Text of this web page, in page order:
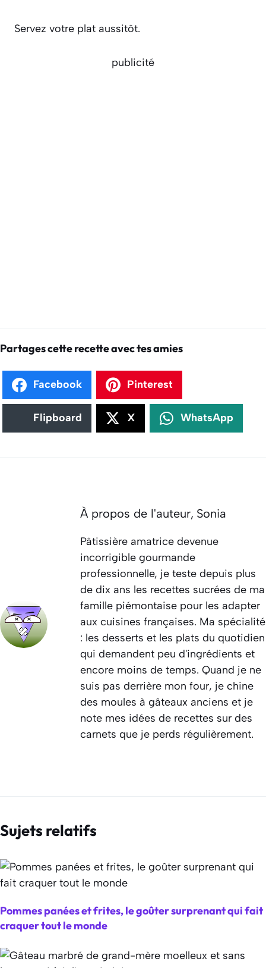
Servez votre plat aussitôt.
publicité
Partages cette recette avec tes amies
Facebook Pinterest
Flipboard X WhatsApp
À propos de l'auteur, Sonia
Pâtissière amatrice devenue
incorrigible gourmande
professionnelle, je teste depuis plus
de dix ans les recettes sucrées de ma
famille piémontaise pour les adapter
aux cuisines françaises. Ma spécialité
: les desserts et les plats du quotidien
qui demandent peu d'ingrédients et
encore moins de temps. Quand je ne
suis pas derrière mon four, je chine
des moules à gâteaux anciens et je
note mes idées de recettes sur des
carnets que je perds régulièrement.
Sujets relatifs
Pommes panées et frites, le goûter surprenant qui fait
craquer tout le monde